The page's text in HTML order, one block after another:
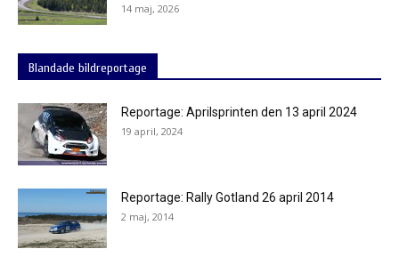
14 maj, 2026
Blandade bildreportage
Reportage: Aprilsprinten den 13 april 2024
19 april, 2024
Reportage: Rally Gotland 26 april 2014
2 maj, 2014